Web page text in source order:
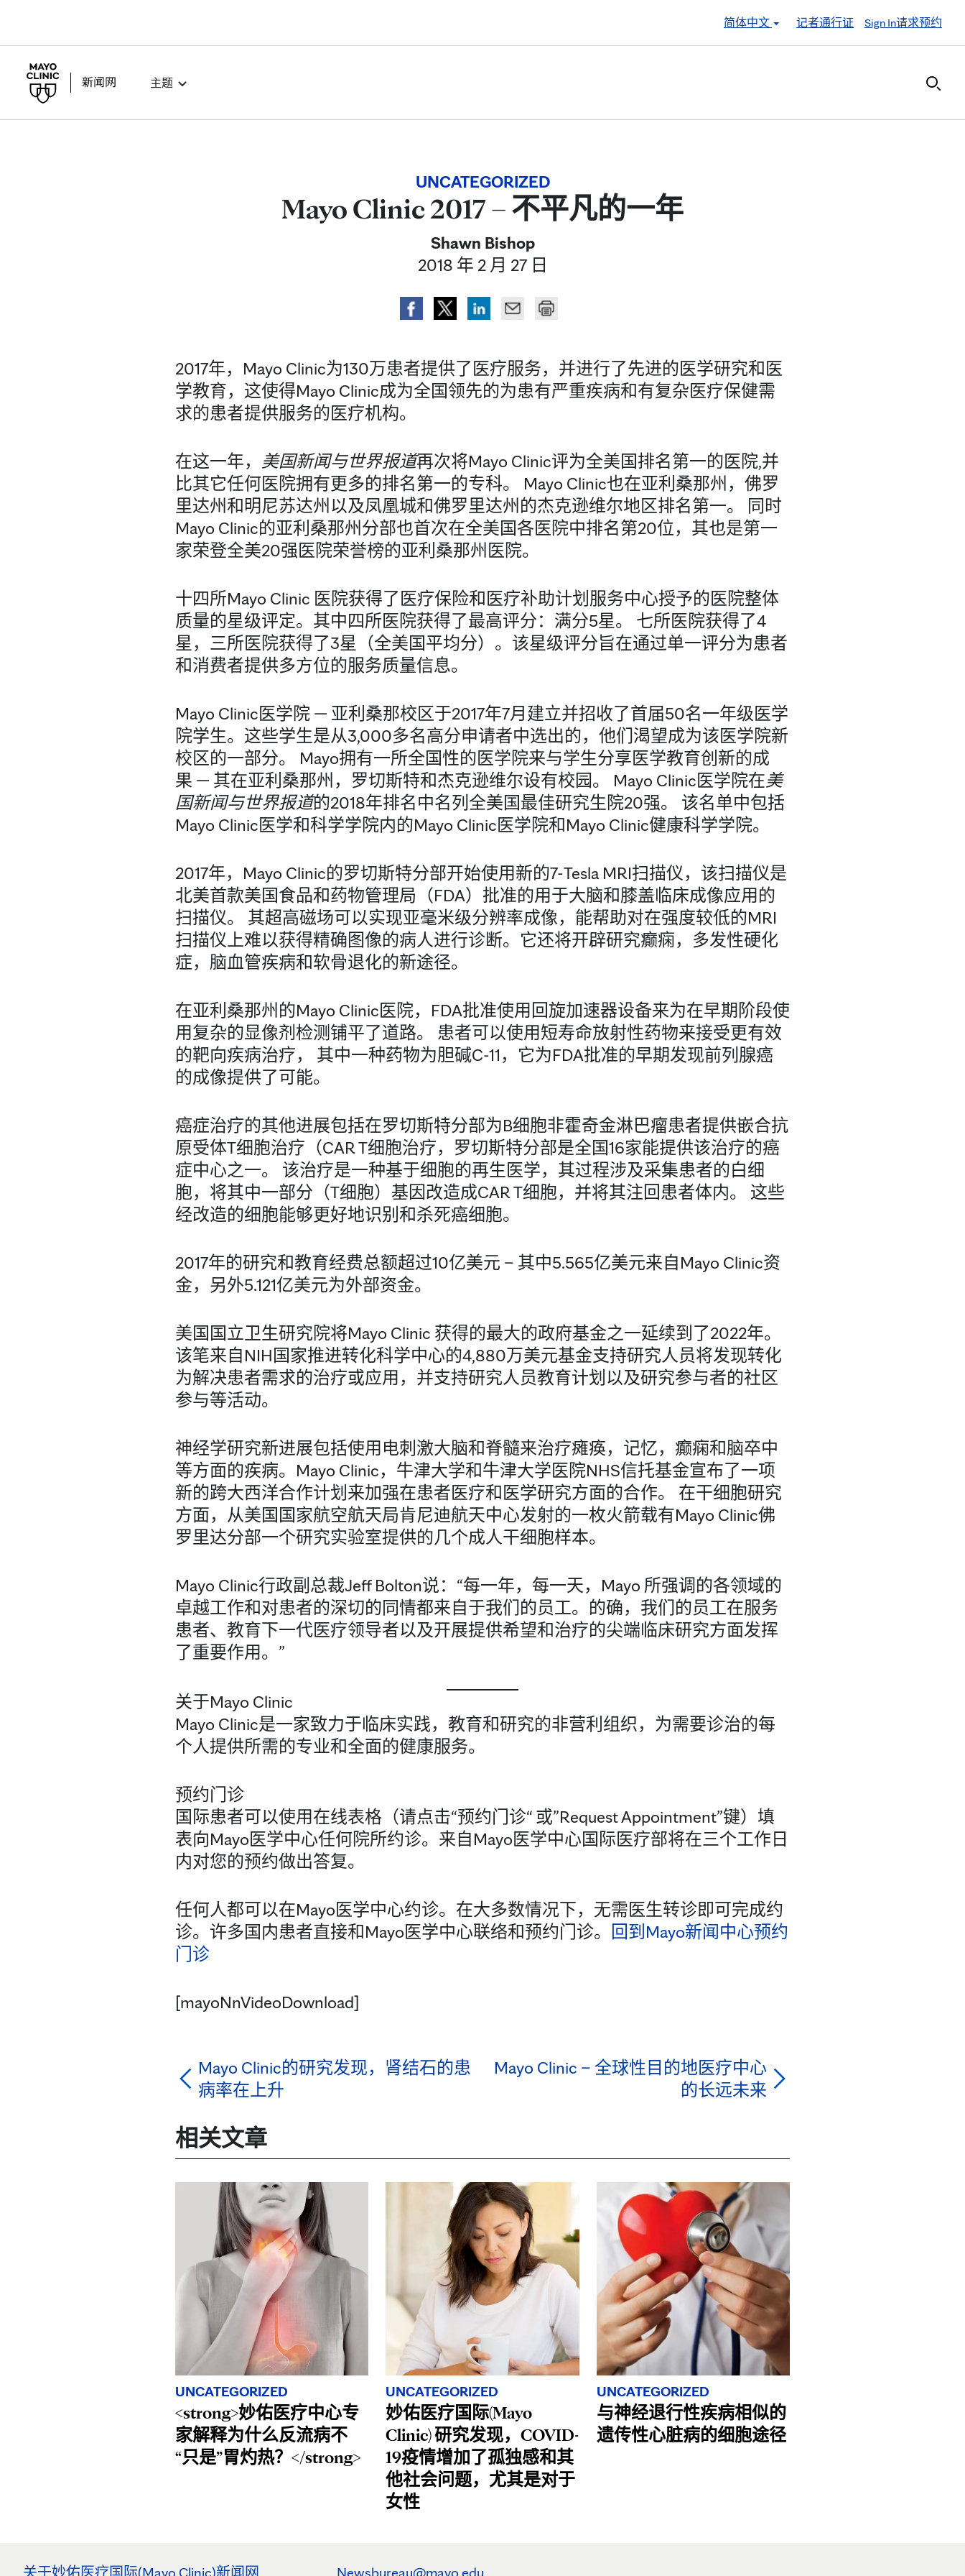
简体中文
记者通行证 Sign In请求预约
主题
UNCATEGORIZED
Mayo Clinic 2017 – 不平凡的一年
Shawn Bishop
2018 年 2 月 27 日
2017年，Mayo Clinic为130万患者提供了医疗服务，并进行了先进的医学研究和医
学教育，这使得Mayo Clinic成为全国领先的为患有严重疾病和有复杂医疗保健需
求的患者提供服务的医疗机构。
在这一年， 美国新闻与世界报道再次将Mayo Clinic评为全美国排名第一的医院,并
比其它任何医院拥有更多的排名第一的专科。 Mayo Clinic也在亚利桑那州，佛罗
里达州和明尼苏达州以及凤凰城和佛罗里达州的杰克逊维尔地区排名第一。 同时
Mayo Clinic的亚利桑那州分部也首次在全美国各医院中排名第20位，其也是第一
家荣登全美20强医院荣誉榜的亚利桑那州医院。
十四所Mayo Clinic 医院获得了医疗保险和医疗补助计划服务中心授予的医院整体
质量的星级评定。其中四所医院获得了最高评分：满分5星。 七所医院获得了4
星，三所医院获得了3星（全美国平均分）。该星级评分旨在通过单一评分为患者
和消费者提供多方位的服务质量信息。
Mayo Clinic医学院 — 亚利桑那校区于2017年7月建立并招收了首届50名一年级医学
院学生。这些学生是从3,000多名高分申请者中选出的，他们渴望成为该医学院新
校区的一部分。 Mayo拥有一所全国性的医学院来与学生分享医学教育创新的成
果 — 其在亚利桑那州，罗切斯特和杰克逊维尔设有校园。 Mayo Clinic医学院在美
国新闻与世界报道的2018年排名中名列全美国最佳研究生院20强。 该名单中包括
Mayo Clinic医学和科学学院内的Mayo Clinic医学院和Mayo Clinic健康科学学院。
2017年，Mayo Clinic的罗切斯特分部开始使用新的7-Tesla MRI扫描仪，该扫描仪是
北美首款美国食品和药物管理局（FDA）批准的用于大脑和膝盖临床成像应用的
扫描仪。 其超高磁场可以实现亚毫米级分辨率成像，能帮助对在强度较低的MRI
扫描仪上难以获得精确图像的病人进行诊断。它还将开辟研究癫痫，多发性硬化
症，脑血管疾病和软骨退化的新途径。
在亚利桑那州的Mayo Clinic医院，FDA批准使用回旋加速器设备来为在早期阶段使
用复杂的显像剂检测铺平了道路。 患者可以使用短寿命放射性药物来接受更有效
的靶向疾病治疗， 其中一种药物为胆碱C-11，它为FDA批准的早期发现前列腺癌
的成像提供了可能。
癌症治疗的其他进展包括在罗切斯特分部为B细胞非霍奇金淋巴瘤患者提供嵌合抗
原受体T细胞治疗（CAR T细胞治疗，罗切斯特分部是全国16家能提供该治疗的癌
症中心之一。 该治疗是一种基于细胞的再生医学，其过程涉及采集患者的白细
胞，将其中一部分（T细胞）基因改造成CAR T细胞，并将其注回患者体内。 这些
经改造的细胞能够更好地识别和杀死癌细胞。
2017年的研究和教育经费总额超过10亿美元 – 其中5.565亿美元来自Mayo Clinic资
金，另外5.121亿美元为外部资金。
美国国立卫生研究院将Mayo Clinic 获得的最大的政府基金之一延续到了2022年。
该笔来自NIH国家推进转化科学中心的4,880万美元基金支持研究人员将发现转化
为解决患者需求的治疗或应用，并支持研究人员教育计划以及研究参与者的社区
参与等活动。
神经学研究新进展包括使用电刺激大脑和脊髓来治疗瘫痪，记忆，癫痫和脑卒中
等方面的疾病。Mayo Clinic，牛津大学和牛津大学医院NHS信托基金宣布了一项
新的跨大西洋合作计划来加强在患者医疗和医学研究方面的合作。 在干细胞研究
方面，从美国国家航空航天局肯尼迪航天中心发射的一枚火箭载有Mayo Clinic佛
罗里达分部一个研究实验室提供的几个成人干细胞样本。
Mayo Clinic行政副总裁Jeff Bolton说：“每一年，每一天，Mayo 所强调的各领域的
卓越工作和对患者的深切的同情都来自于我们的员工。的确，我们的员工在服务
患者、教育下一代医疗领导者以及开展提供希望和治疗的尖端临床研究方面发挥
了重要作用。”
关于Mayo Clinic
Mayo Clinic是一家致力于临床实践，教育和研究的非营利组织，为需要诊治的每
个人提供所需的专业和全面的健康服务。
预约门诊
国际患者可以使用在线表格（请点击“预约门诊“ 或”Request Appointment”键）填
表向Mayo医学中心任何院所约诊。来自Mayo医学中心国际医疗部将在三个工作日
内对您的预约做出答复。
任何人都可以在Mayo医学中心约诊。在大多数情况下，无需医生转诊即可完成约
诊。许多国内患者直接和Mayo医学中心联络和预约门诊。
回到Mayo新闻中心预约
门诊
[mayoNnVideoDownload]
Mayo Clinic的研究发现，肾结石的患
病率在上升
Mayo Clinic – 全球性目的地医疗中心
的长远未来
相关文章
UNCATEGORIZED
<strong>妙佑医疗中心专
家解释为什么反流病不
“只是”胃灼热？</strong>
UNCATEGORIZED
妙佑医疗国际(Mayo
Clinic) 研究发现，COVID-
19疫情增加了孤独感和其
他社会问题，尤其是对于
女性
UNCATEGORIZED
与神经退行性疾病相似的
遗传性心脏病的细胞途径
关于妙佑医疗国际(Mayo Clinic)新闻网 Newsbureau@mayo.edu